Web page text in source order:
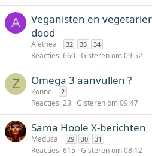
A
Veganisten en
dood
Alethea 32 33 34
Reacties 660 Gisteren om 09:52
Z Omega 3 aanvullen ?
Zonne 2
Reacties 23 Gisteren om 09:47
Sama Hoole X-berichten
Medusa 29 30 31
Reacties 615 Gisteren om 08:12